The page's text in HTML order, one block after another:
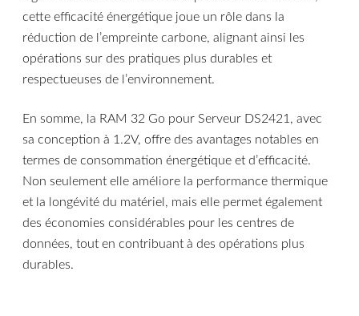
cette efficacité énergétique joue un rôle dans la
réduction de l’empreinte carbone, alignant ainsi les
opérations sur des pratiques plus durables et
respectueuses de l’environnement.
En somme, la RAM 32 Go pour Serveur DS2421, avec
sa conception à 1.2V, offre des avantages notables en
termes de consommation énergétique et d’efficacité.
Non seulement elle améliore la performance thermique
et la longévité du matériel, mais elle permet également
des économies considérables pour les centres de
données, tout en contribuant à des opérations plus
durables.